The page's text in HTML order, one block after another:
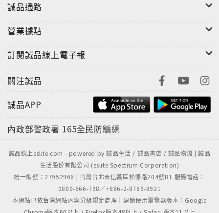
誠品通路
營業據點
訂閱誠品線上電子報
關注誠品
誠品APP
內政部警政署 165全民防騙網
誠品線上eslite.com - powered by 誠品生活 / 誠品書店 / 誠品物流 | 誠品
生活股份有限公司 (eslite Spectrum Corporation)
統一編號：27952966 | 台灣台北市信義區松德路204號B1 服務電話：
0800-666-798／+886-2-8789-8921
本網站已依台灣網站內容分級規定處理｜建議使用瀏覽器版本：Google